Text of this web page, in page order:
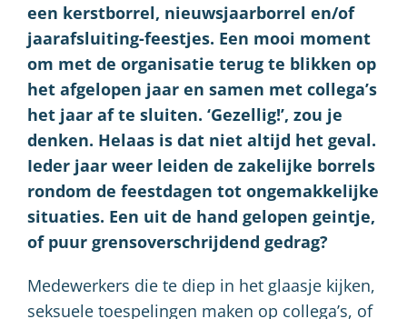
een kerstborrel, nieuwsjaarborrel en/of
jaarafsluiting-feestjes. Een mooi moment
om met de organisatie terug te blikken op
het afgelopen jaar en samen met collega’s
het jaar af te sluiten. ‘Gezellig!’, zou je
denken. Helaas is dat niet altijd het geval.
Ieder jaar weer leiden de zakelijke borrels
rondom de feestdagen tot ongemakkelijke
situaties. Een uit de hand gelopen geintje,
of puur grensoverschrijdend gedrag?
Medewerkers die te diep in het glaasje kijken,
seksuele toespelingen maken op collega’s, of